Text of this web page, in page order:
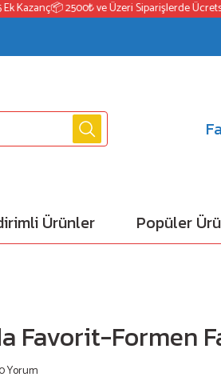
📦 2500₺ ve Üzeri Siparişlerde Ücretsiz
Ürünler Popüler
Favorit-Formen
Yorum